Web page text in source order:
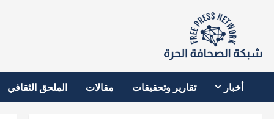
أخبار تقارير وتحقيقات مقالات الملحق الثقافي